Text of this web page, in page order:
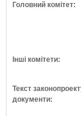
Головний комітет:
Інші комітети:
Текст
документи: